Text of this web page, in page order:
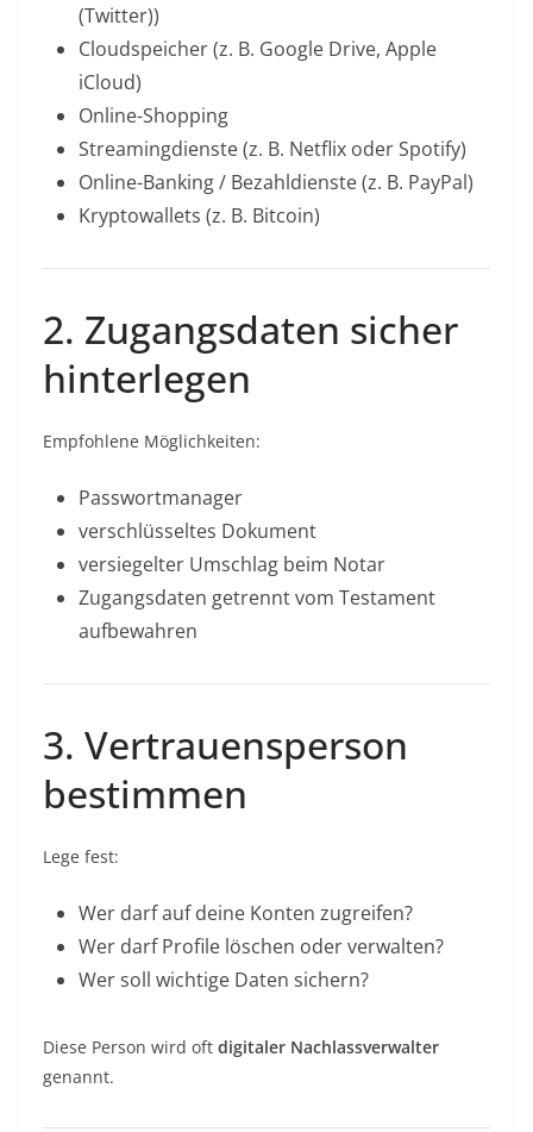
(Twitter))
Cloudspeicher (z. B. Google Drive, Apple
iCloud)
Online-Shopping
Streamingdienste (z. B. Netflix oder Spotify)
Online-Banking / Bezahldienste (z. B. PayPal)
Kryptowallets (z. B. Bitcoin)
2. Zugangsdaten sicher
hinterlegen
Empfohlene Möglichkeiten:
Passwortmanager
verschlüsseltes Dokument
versiegelter Umschlag beim Notar
Zugangsdaten getrennt vom Testament
aufbewahren
3. Vertrauensperson
bestimmen
Lege fest:
Wer darf auf deine Konten zugreifen?
Wer darf Profile löschen oder verwalten?
Wer soll wichtige Daten sichern?
Diese Person wird oft digitaler Nachlassverwalter
genannt.